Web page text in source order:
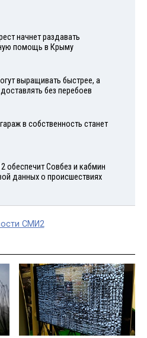
начнет раздавать
помощь в Крыму
выращивать быстрее, а
без перебоев
в собственность станет
обеспечит Совбез и кабмин
данных о происшествиях
СМИ2